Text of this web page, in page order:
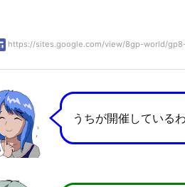
https://sites.google.com/view/8gp-world/
うちが開催している